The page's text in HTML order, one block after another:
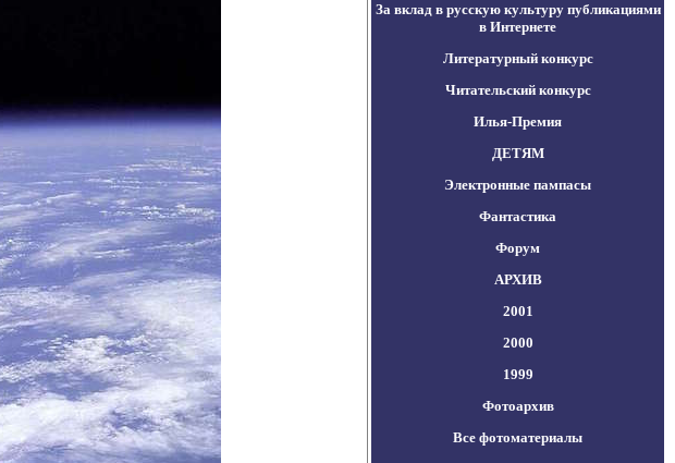
За вклад в русскую культуру публикациями
в Интернете
Литературный конкурс
Читательский конкурс
Илья-Премия
ДЕТЯМ
Электронные пампасы
Фантастика
Форум
АРХИВ
2001
2000
1999
Фотоархив
Все фотоматериалы